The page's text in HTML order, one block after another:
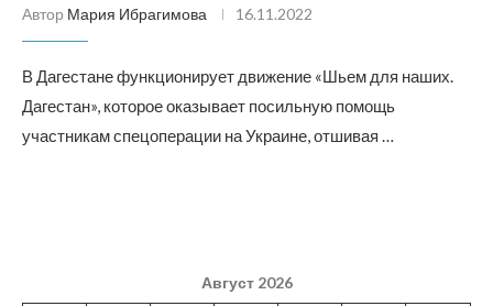
Автор Мария Ибрагимова 16.11.2022
В Дагестане функционирует движение «Шьем для наших.
Дагестан», которое оказывает посильную помощь
участникам спецоперации на Украине, отшивая …
Август 2026